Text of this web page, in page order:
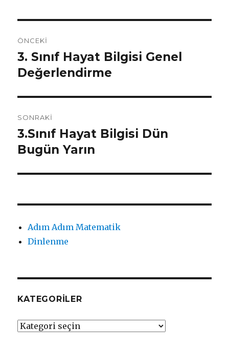
gezinmesi
ÖNCEKI
Önceki
yazı:
3. Sınıf Hayat Bilgisi Genel
Değerlendirme
SONRAKI
Sonraki
yazı:
3.Sınıf Hayat Bilgisi Dün
Bugün Yarın
Adım Adım Matematik
Dinlenme
KATEGORILER
Kategoriler